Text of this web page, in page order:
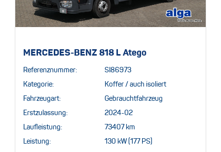
MERCEDES-BENZ 818 L Atego
Referenznummer: SI86973
Kategorie: Koffer / auch isoliert
Fahrzeugart: Gebrauchtfahrzeug
Erstzulassung: 2024-02
Laufleistung: 73407 km
Leistung: 130 kW (177 PS)